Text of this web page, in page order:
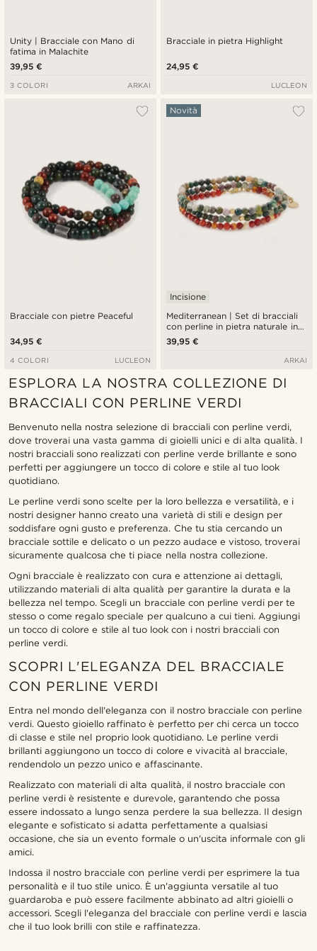
Unity | Bracciale con Mano di
fatima in Malachite
39,95 €
3 COLORI ARKAI
Bracciale in pietra Highlight
24,95 €
LUCLEON
Bracciale con pietre Peaceful
34,95 €
4 COLORI LUCLEON
Mediterranean | Set di bracciali
con perline in pietra naturale in
tonalità terra
Novità
Incisione
39,95 €
ARKAI
ESPLORA LA NOSTRA COLLEZIONE DI
BRACCIALI CON PERLINE VERDI
Benvenuto nella nostra selezione di bracciali con perline verdi,
dove troverai una vasta gamma di gioielli unici e di alta qualità. I
nostri bracciali sono realizzati con perline verde brillante e sono
perfetti per aggiungere un tocco di colore e stile al tuo look
quotidiano.
Le perline verdi sono scelte per la loro bellezza e versatilità, e i
nostri designer hanno creato una varietà di stili e design per
soddisfare ogni gusto e preferenza. Che tu stia cercando un
bracciale sottile e delicato o un pezzo audace e vistoso, troverai
sicuramente qualcosa che ti piace nella nostra collezione.
Ogni bracciale è realizzato con cura e attenzione ai dettagli,
utilizzando materiali di alta qualità per garantire la durata e la
bellezza nel tempo. Scegli un bracciale con perline verdi per te
stesso o come regalo speciale per qualcuno a cui tieni. Aggiungi
un tocco di colore e stile al tuo look con i nostri bracciali con
perline verdi.
SCOPRI L'ELEGANZA DEL BRACCIALE
CON PERLINE VERDI
Entra nel mondo dell'eleganza con il nostro bracciale con perline
verdi. Questo gioiello raffinato è perfetto per chi cerca un tocco
di classe e stile nel proprio look quotidiano. Le perline verdi
brillanti aggiungono un tocco di colore e vivacità al bracciale,
rendendolo un pezzo unico e affascinante.
Realizzato con materiali di alta qualità, il nostro bracciale con
perline verdi è resistente e durevole, garantendo che possa
essere indossato a lungo senza perdere la sua bellezza. Il design
elegante e sofisticato si adatta perfettamente a qualsiasi
occasione, che sia un evento formale o un'uscita informale con gli
amici.
Indossa il nostro bracciale con perline verdi per esprimere la tua
personalità e il tuo stile unico. È un'aggiunta versatile al tuo
guardaroba e può essere facilmente abbinato ad altri gioielli o
accessori. Scegli l'eleganza del bracciale con perline verdi e lascia
che il tuo look brilli con stile e raffinatezza.